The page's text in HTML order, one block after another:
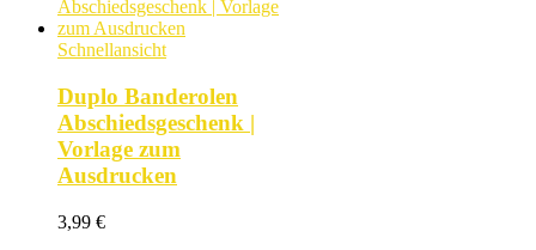
Schnellansicht
Duplo Banderolen
Abschiedsgeschenk |
Vorlage zum
Ausdrucken
3,99 €